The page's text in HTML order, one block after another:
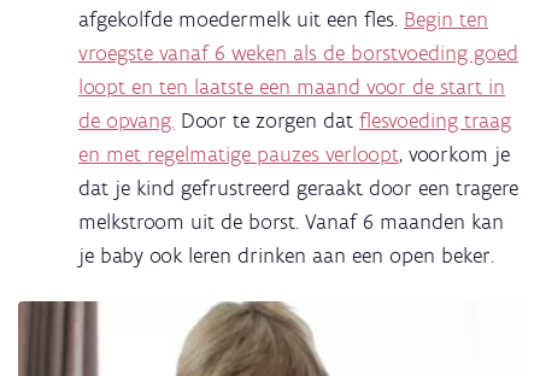
afgekolfde moedermelk uit een fles. Begin ten
vroegste vanaf 6 weken als de borstvoeding goed
loopt en ten laatste een maand voor de start in
de opvang. Door te zorgen dat flesvoeding traag
en met regelmatige pauzes verloopt, voorkom je
dat je kind gefrustreerd geraakt door een tragere
melkstroom uit de borst. Vanaf 6 maanden kan
je baby ook leren drinken aan een open beker.